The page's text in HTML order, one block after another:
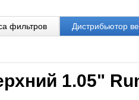
фильтров Дистрибьютор
1.05"